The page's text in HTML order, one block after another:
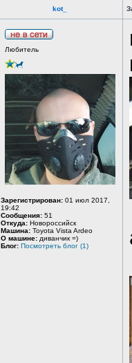
kot_
Любитель
Зарегистрирован: 01 июл 2017,
19:42
Сообщения: 51
Откуда: Новороссийск
Машина: Toyota Vista Ardeo
О машине: диванчик =)
Блог: Посмотреть блог (1)